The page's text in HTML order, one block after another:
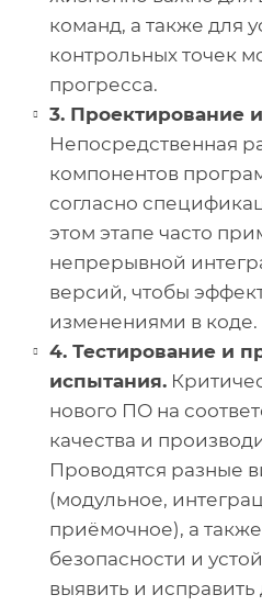
команд, а также для
контрольных точек
прогресса.
3. Проектирование
Непосредственная
компонентов
согласно
этом этапе часто
непрерывной
версий, чтобы
изменениями в коде.
4. Тестирование и
испытания.
нового ПО на
качества и
Проводятся разные
(модульное,
приёмочное), а
безопасности и
выявить и исправить